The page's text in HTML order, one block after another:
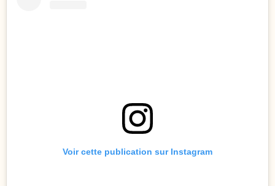
Voir cette publication sur Instagram